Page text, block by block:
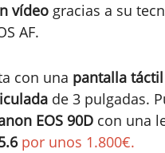
vídeo gracias a su
AF.
con una pantalla
de 3 pulgadas.
EOS 90D con una
por unos 1.800€.